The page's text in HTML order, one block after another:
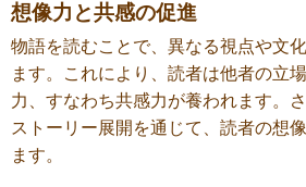
想像力と共感の促進
物語を読むことで、異なる視点や文
ます。これにより、読者は他者の立
力、すなわち共感力が養われます。
ストーリー展開を通じて、読者の想
ます。